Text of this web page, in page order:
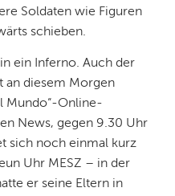
Soldaten wie Figuren
schieben.
ein Inferno. Auch der
an diesem Morgen
Mundo“-Online-
News, gegen 9.30 Uhr
sich noch einmal kurz
Uhr MESZ – in der
er seine Eltern in